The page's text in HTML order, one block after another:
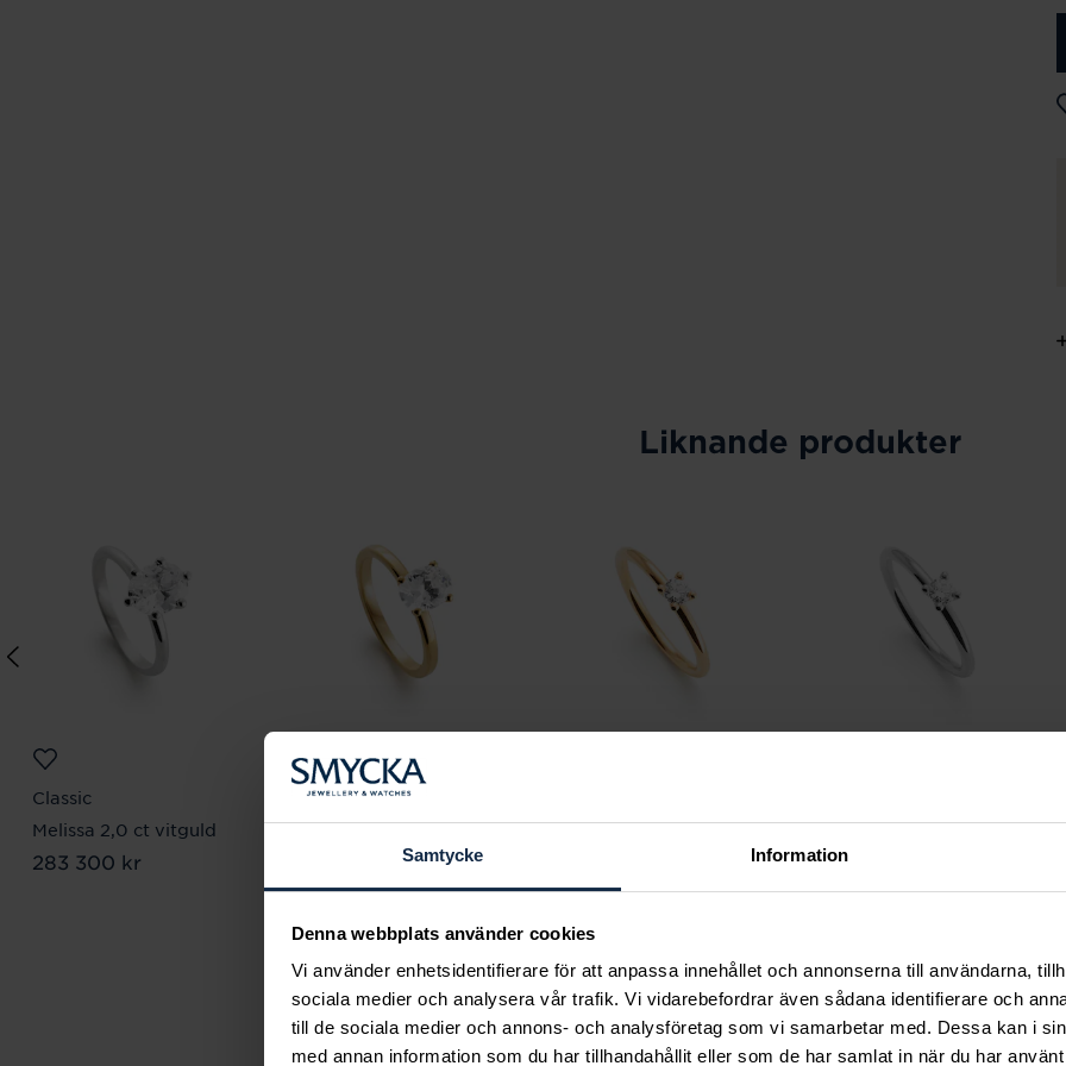
Samtycke Information
Denna webbplats använder cookies
Vi använder enhetsidentifierare för att anpassa innehållet och annonserna till användarna,
sociala medier och analysera vår trafik. Vi vidarebefordrar även sådana identifierare och
till de sociala medier och annons- och analysföretag som vi samarbetar med. Dessa kan i
med annan information som du har tillhandahållit eller som de har samlat in när du har
Liknande produkter
Classic
Melissa 2,0 ct vitguld
Pris :283 300 kr
283 300 kr
Classic
Serina 1,25 ct rödguld
91 090 kr
Melina 0,20 ct rödguld
Melina 0,20 ct vitguld
Pris
14 910 kr
Andra köpte också